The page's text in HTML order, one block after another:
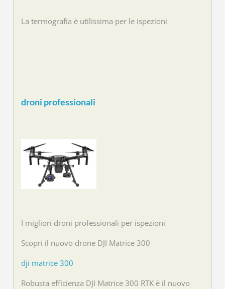
La termografia è utilissima per le ispezioni
droni professionali
I migliori droni professionali per ispezioni
Scopri il nuovo drone DJI Matrice 300
dji matrice 300
Robusta efficienza DJI Matrice 300 RTK è il nuovo